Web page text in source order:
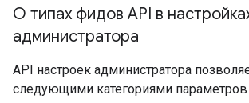
О типах фидов API в
администратора
API настроек администратора
следующими категориями